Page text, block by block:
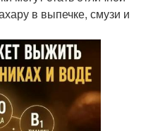
в выпечке, смузи и